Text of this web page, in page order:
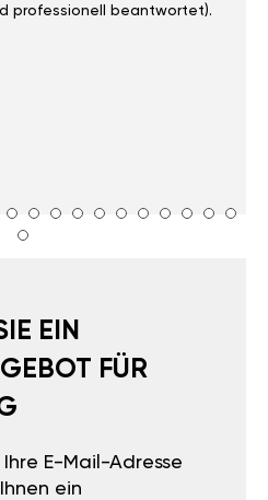
professionell beantwortet).
EIN
FÜR
E-Mail-Adresse
ein